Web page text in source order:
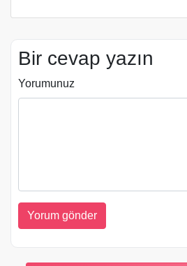
Bir cevap yazın
Yorumunuz